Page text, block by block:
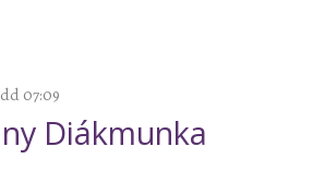
07:09
Diákmunka